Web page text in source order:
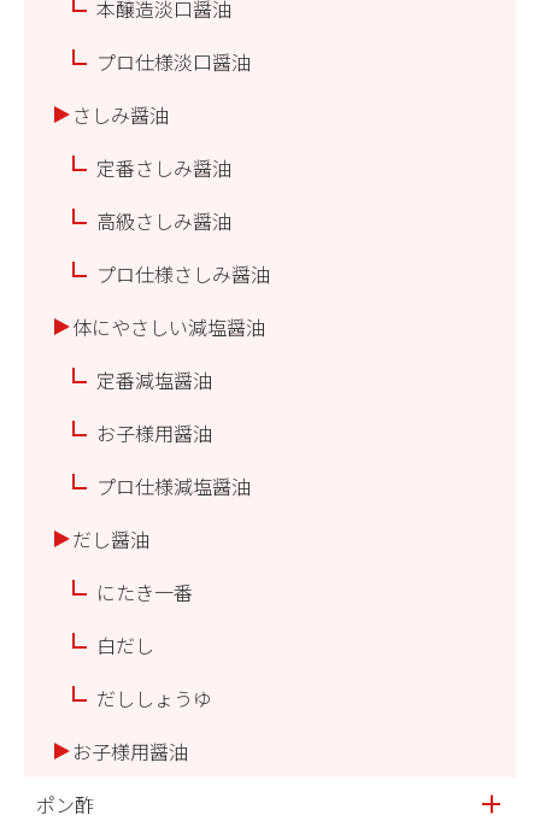
本醸造淡口醤油
プロ仕様淡口醤油
さしみ醤油
定番さしみ醤油
高級さしみ醤油
プロ仕様さしみ醤油
体にやさしい減塩醤油
定番減塩醤油
お子様用醤油
プロ仕様減塩醤油
だし醤油
にたき一番
白だし
だししょうゆ
お子様用醤油
ポン酢